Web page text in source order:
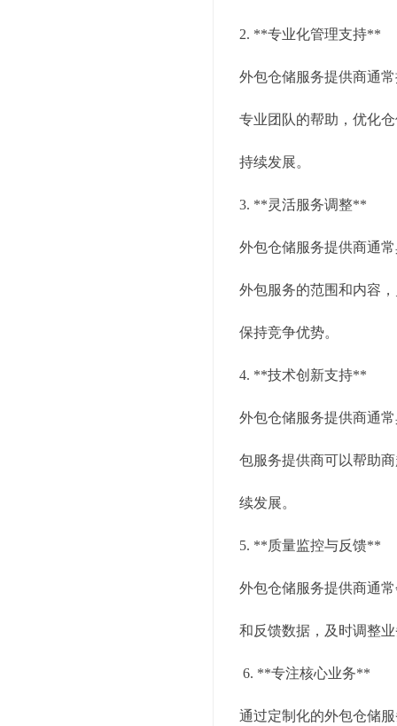
2. **专业化管理支持**
外包仓储服务提供商通
专业团队的帮助，优化
持续发展。
3. **灵活服务调整**
外包仓储服务提供商通
外包服务的范围和内容
保持竞争优势。
4. **技术创新支持**
外包仓储服务提供商通
包服务提供商可以帮助
续发展。
5. **质量监控与反馈**
外包仓储服务提供商通
和反馈数据，及时调整
6. **专注核心业务**
通过定制化的外包仓储